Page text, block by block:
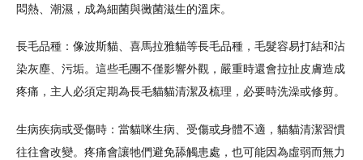
悶熱、潮濕，成為細菌與黴菌滋生的溫床。
長毛品種：像波斯貓、喜馬拉雅貓等長毛品種，毛髮容易打結和沾
染灰塵、污垢。這些毛團不僅影響外觀，嚴重時還會拉扯皮膚造成
疼痛，主人必須定期為長毛貓貓清潔及梳理，必要時洗澡或修剪。
生病疾病或受傷時：當貓咪生病、受傷或身體不適，貓貓清潔習慣
往往會改變。疼痛會讓牠們避免舔觸患處，也可能因為虛弱而無力